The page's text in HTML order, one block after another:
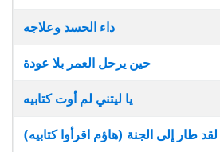
داء الحسد وعلاجه
حين يرحل العمر بلا عودة
يا ليتني لم أوت كتابيه
لقد طار إلى الجنة (هاؤم اقرأوا كتابيه)